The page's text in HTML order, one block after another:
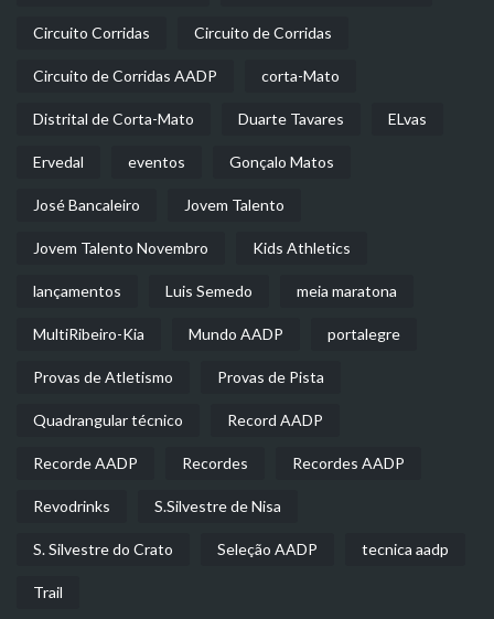
Circuito Corridas Circuito de Corridas
Circuito de Corridas AADP corta-Mato
Distrital de Corta-Mato Duarte Tavares ELvas
Ervedal eventos Gonçalo Matos
José Bancaleiro Jovem Talento
Jovem Talento Novembro Kids Athletics
lançamentos Luis Semedo meia maratona
MultiRibeiro-Kia Mundo AADP portalegre
Provas de Atletismo Provas de Pista
Quadrangular técnico Record AADP
Recorde AADP Recordes Recordes AADP
Revodrinks S.Silvestre de Nisa
S. Silvestre do Crato Seleção AADP tecnica aadp
Trail